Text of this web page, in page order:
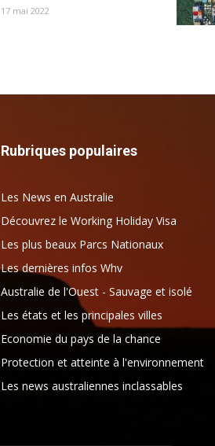
17 mai 2022
Rubriques populaires
Les News en Australie
Découvrez le Working Holiday Visa
Les plus beaux Parcs Nationaux
Les dernières infos Whv
Australie de l'Ouest - Sauvage et isolé
Les états et les principales villes
Economie du pays de la chance
Protection et atteinte à l'environnement
Les news australiennes inclassables